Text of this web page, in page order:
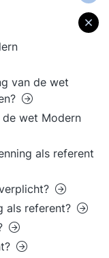
van de wet
wet Modern
als referent
als referent?